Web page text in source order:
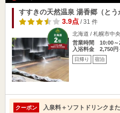
すすきの天然温泉 湯香郷（とう
3.9点/ 31 件
北海道 / 札幌市中
営業時間 10:00～
入浴料金 2,750円
日帰り 宿泊
クーポン
入泉料＋ソフトドリンクま